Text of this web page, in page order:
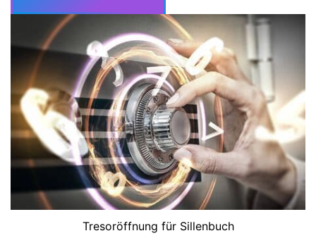
Tresoröffnung für Sillenbuch